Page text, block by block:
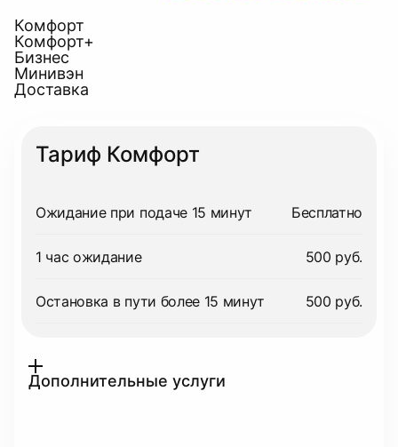
Комфорт
Комфорт+
Бизнес
Минивэн
Доставка
Тариф Комфорт
Ожидание при подаче 15 минут Бесплатно
1 час ожидание 500 руб.
Остановка в пути более 15 минут 500 руб.
Дополнительные услуги